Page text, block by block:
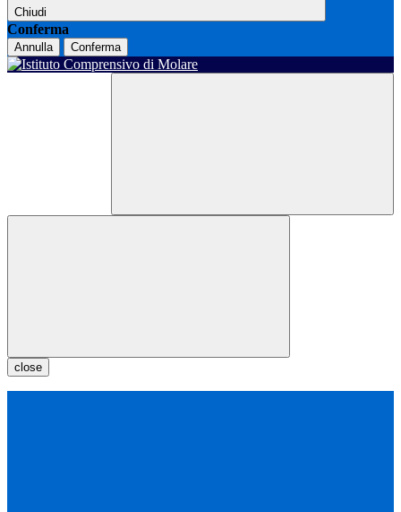
Chiudi
Conferma
Annulla Conferma
close